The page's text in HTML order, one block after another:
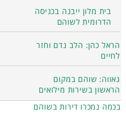
בית מלון ייבנה בכניסה
הדרומית לשוהם
הראל כהן: הלב נדם וחזר
לחיים
גאווה: שוהם במקום
הראשון בשירות מילואים
בכמה נמכרו דירות בשוהם